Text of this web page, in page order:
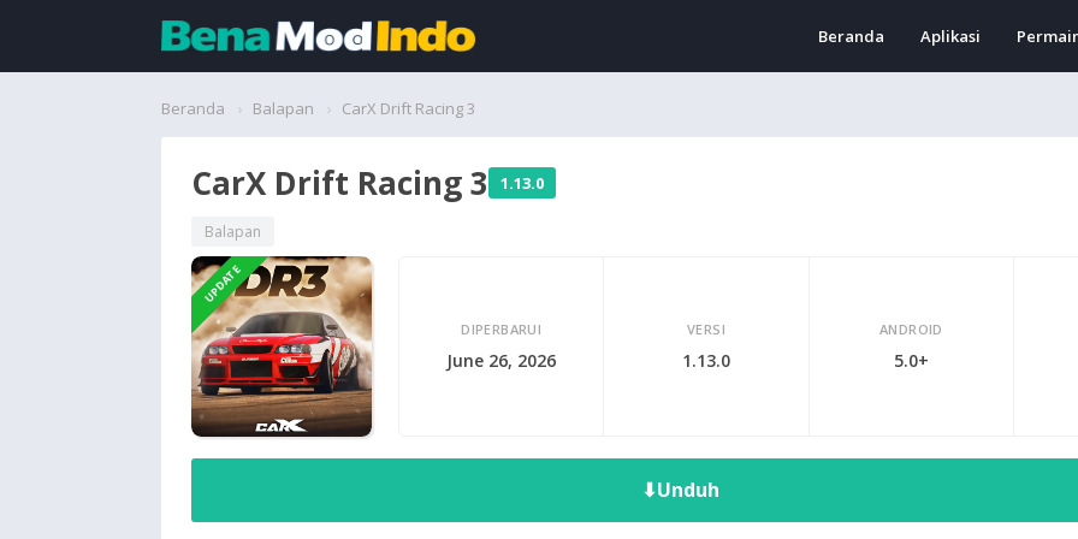
Beranda Aplikasi
Beranda Balapan CarX Drift Racing 3
CarX Drift Racing 3 1.13.0
Balapan
UPDATE
DIPERBARUI
June 26, 2026
VERSI
1.13.0
ANDROID
5.0+
⬇Unduh